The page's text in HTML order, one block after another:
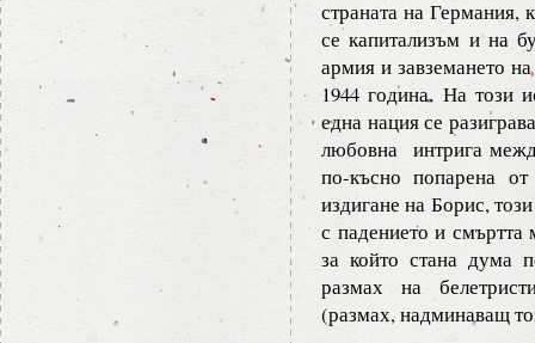
страната на Германия,
се капитализъм и на
армия и завземането
1944 година. На този
една нация се
любовна интрига
по-късно попарена
издигане на Борис,
с падението и
за който стана дума
размах на
(размах, надминаващ